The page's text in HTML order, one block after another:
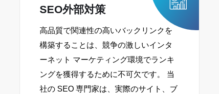
SEO外部対策
高品質で関連性の高いバックリンクを
構築することは、競争の激しいインタ
ーネット マーケティング環境でランキ
ングを獲得するために不可欠です。 当
社の SEO 専門家は、実際のサイト、ブ